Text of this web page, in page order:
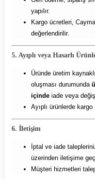
yapılır.
Kargo ücretleri,
değerlendirilir.
5. Ayıplı veya Hasarlı
Üründe üretim
oluşması durumunda
içinde iade veya
Ayıplı ürünlerde kargo
6. İletişim
İptal ve iade
üzerinden iletişime
Müşteri hizmetleri